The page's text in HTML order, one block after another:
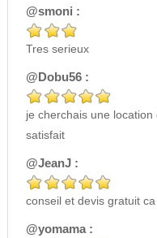
@smoni :
Tres serieux
@Dobu56 :
je cherchais une
satisfait
@JeanJ :
conseil et devis gratuit
@yomama :